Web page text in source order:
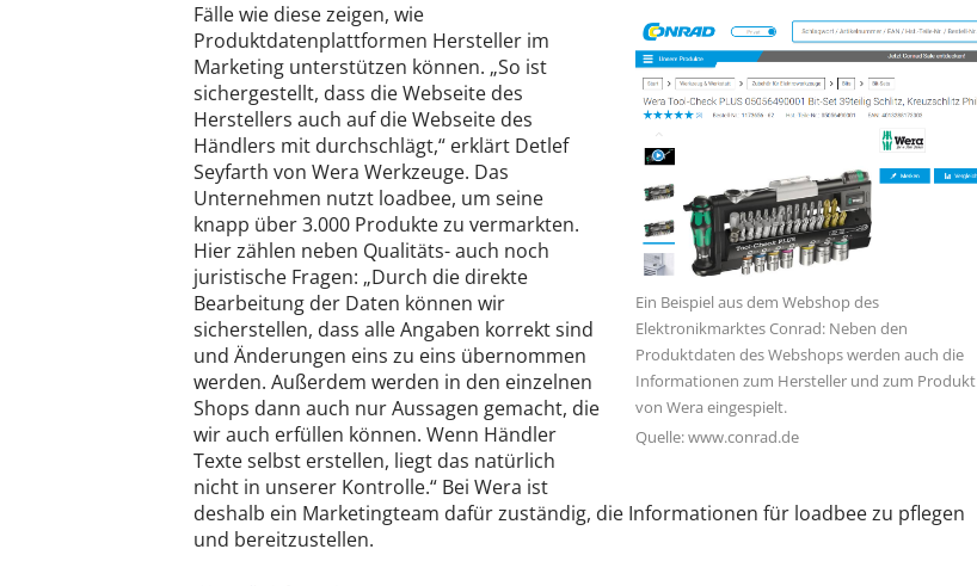
Ein Beispiel aus dem Webshop des
Elektronikmarktes Conrad: Neben den
Produktdaten des Webshops werden auch die
Informationen zum Hersteller und zum Produkt
von Wera eingespielt.
Quelle: www.conrad.de
Fälle wie diese zeigen, wie
Produktdatenplattformen Hersteller im
Marketing unterstützen können. „So ist
sichergestellt, dass die Webseite des
Herstellers auch auf die Webseite des
Händlers mit durchschlägt,“ erklärt Detlef
Seyfarth von Wera Werkzeuge. Das
Unternehmen nutzt loadbee, um seine
knapp über 3.000 Produkte zu vermarkten.
Hier zählen neben Qualitäts- auch noch
juristische Fragen: „Durch die direkte
Bearbeitung der Daten können wir
sicherstellen, dass alle Angaben korrekt sind
und Änderungen eins zu eins übernommen
werden. Außerdem werden in den einzelnen
Shops dann auch nur Aussagen gemacht, die
wir auch erfüllen können. Wenn Händler
Texte selbst erstellen, liegt das natürlich
nicht in unserer Kontrolle.“ Bei Wera ist
deshalb ein Marketingteam dafür zuständig, die Informationen für loadbee zu pflegen
und bereitzustellen.